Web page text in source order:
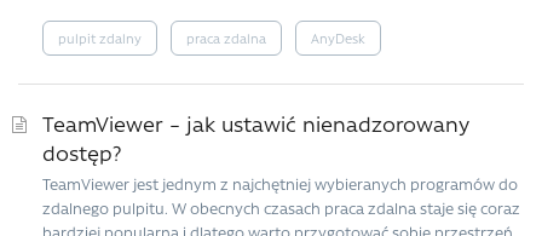
pulpit zdalny praca zdalna AnyDesk
TeamViewer – jak ustawić nienadzorowany
dostęp?
TeamViewer jest jednym z najchętniej wybieranych programów do
zdalnego pulpitu. W obecnych czasach praca zdalna staje się coraz